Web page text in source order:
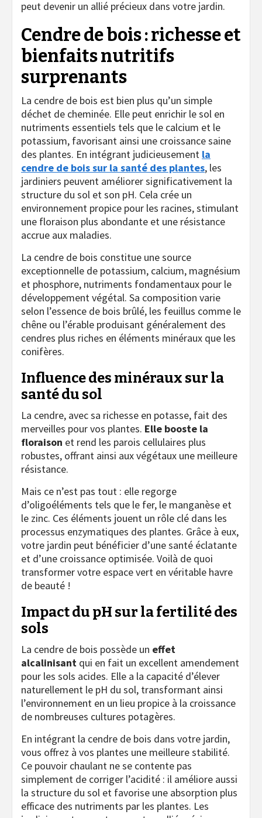
peut devenir un allié précieux dans votre jardin.
Cendre de bois : richesse et
bienfaits nutritifs
surprenants
La cendre de bois est bien plus qu’un simple
déchet de cheminée. Elle peut enrichir le sol en
nutriments essentiels tels que le calcium et le
potassium, favorisant ainsi une croissance saine
des plantes. En intégrant judicieusement la
cendre de bois sur la santé des plantes, les
jardiniers peuvent améliorer significativement la
structure du sol et son pH. Cela crée un
environnement propice pour les racines, stimulant
une floraison plus abondante et une résistance
accrue aux maladies.
La cendre de bois constitue une source
exceptionnelle de potassium, calcium, magnésium
et phosphore, nutriments fondamentaux pour le
développement végétal. Sa composition varie
selon l’essence de bois brûlé, les feuillus comme le
chêne ou l’érable produisant généralement des
cendres plus riches en éléments minéraux que les
conifères.
Influence des minéraux sur la
santé du sol
La cendre, avec sa richesse en potasse, fait des
merveilles pour vos plantes. Elle booste la
floraison et rend les parois cellulaires plus
robustes, offrant ainsi aux végétaux une meilleure
résistance.
Mais ce n’est pas tout : elle regorge
d’oligoéléments tels que le fer, le manganèse et
le zinc. Ces éléments jouent un rôle clé dans les
processus enzymatiques des plantes. Grâce à eux,
votre jardin peut bénéficier d’une santé éclatante
et d’une croissance optimisée. Voilà de quoi
transformer votre espace vert en véritable havre
de beauté !
Impact du pH sur la fertilité des
sols
La cendre de bois possède un effet
alcalinisant qui en fait un excellent amendement
pour les sols acides. Elle a la capacité d’élever
naturellement le pH du sol, transformant ainsi
l’environnement en un lieu propice à la croissance
de nombreuses cultures potagères.
En intégrant la cendre de bois dans votre jardin,
vous offrez à vos plantes une meilleure stabilité.
Ce pouvoir chaulant ne se contente pas
simplement de corriger l’acidité : il améliore aussi
la structure du sol et favorise une absorption plus
efficace des nutriments par les plantes. Les